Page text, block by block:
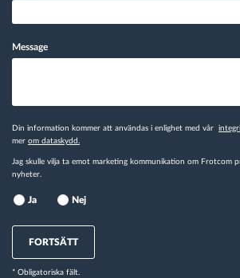
Message
Din information kommer att användas i enlighet med vår
mer om dataskydd.
Jag skulle vilja ta emot marketing kommunikation om Frotcom
nyheter.
Ja Nej
FORTSÄTT
* Obligatoriska fält.